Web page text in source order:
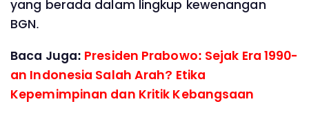
yang berada dalam lingkup kewenangan
BGN.
Baca Juga: Presiden Prabowo: Sejak Era 1990-
an Indonesia Salah Arah? Etika
Kepemimpinan dan Kritik Kebangsaan